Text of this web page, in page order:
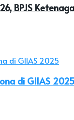
BPJS
di GIIAS 2025